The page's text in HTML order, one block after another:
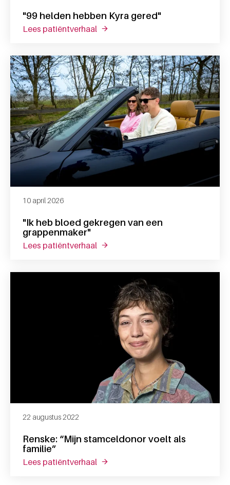
"99 helden hebben Kyra gered"
lees patiëntverhaal over "99 helden hebben kyra gered"
"Ik heb bloed gekregen van een
grappenmaker"
10 april 2026
lees patiëntverhaal over "ik heb bloed gekregen van
Renske: “Mijn stamceldonor voelt als
familie”
22 augustus 2022
lees patiëntverhaal over renske: “mijn stamceldonor